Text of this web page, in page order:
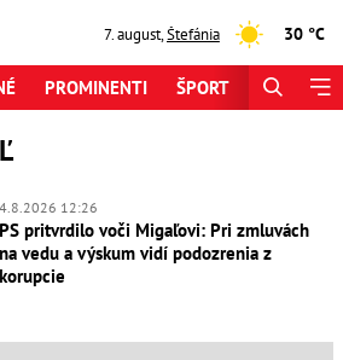
7. august,Štefánia 30 °C
PROMINENTI ŠPORT
4.8.2026 12:26
PS pritvrdilo voči Migaľovi: Pri zmluvách
na vedu a výskum vidí podozrenia z
korupcie